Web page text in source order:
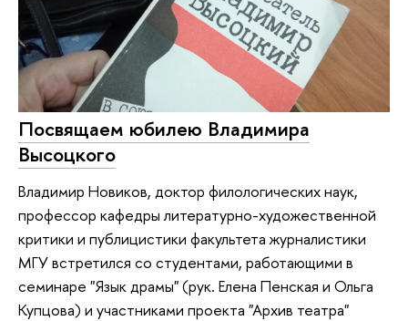
Посвящаем юбилею Владимира
Высоцкого
Владимир Новиков, доктор филологических наук,
профессор кафедры литературно-художественной
критики и публицистики факультета журналистики
МГУ встретился со студентами, работающими в
семинаре "Язык драмы" (рук. Елена Пенская и Ольга
Купцова) и участниками проекта "Архив театра"